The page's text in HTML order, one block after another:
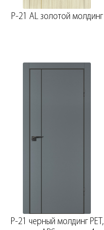
P-21 AL золотой молдинг
P-21 черный молдинг PET,